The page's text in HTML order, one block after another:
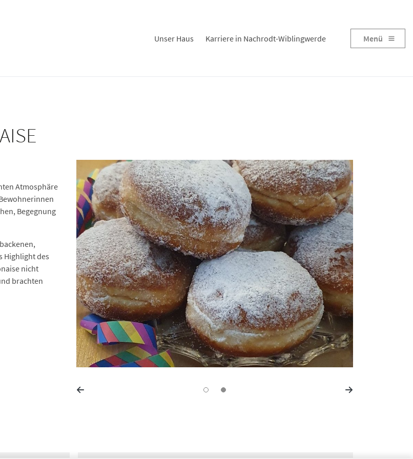
Unser Haus Karriere in Nachrodt-Wiblingwerde Menü
Atmosphäre
Begegnung
Highlight des
nicht
brachten